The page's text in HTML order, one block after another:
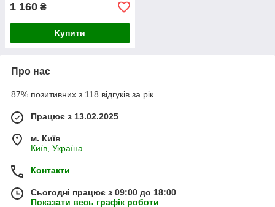
1 160 ₴
Купити
Про нас
87% позитивних з 118 відгуків за рік
Працює з 13.02.2025
м. Київ
Київ, Україна
Контакти
Сьогодні працює з 09:00 до 18:00
Показати весь графік роботи